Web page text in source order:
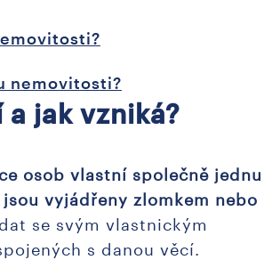
nemovitosti?
jak vzniká?
osob vlastní společně jednu
vyjádřeny zlomkem nebo
se svým vlastnickým
s danou věcí.